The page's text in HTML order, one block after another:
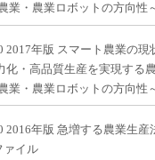
業・農業ロボットの方向性
2017年版 スマート農業の現
化・高品質生産を実現する
業・農業ロボットの方向性
2016年版 急増する農業生産
ァイル